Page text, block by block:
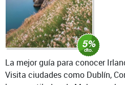
La mejor guía para conocer
Visita ciudades como Dublín,